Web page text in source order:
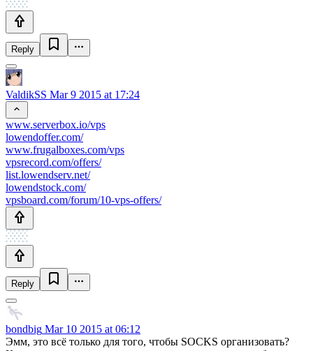
Reply
ValdikSS Mar 9 2015 at 17:24
www.serverbox.io/vps
lowendoffer.com/
www.frugalboxes.com/vps
vpsrecord.com/offers/
list.lowendserv.net/
lowendstock.com/
vpsboard.com/forum/10-vps-offers/
Reply
bondbig Mar 10 2015 at 06:12
Эмм, это всё только для того, чтобы SOCKS организовать?